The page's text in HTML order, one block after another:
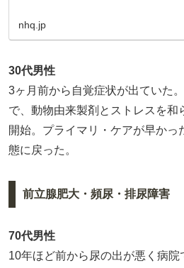
nhq.jp
30代男性
3ヶ月前から自覚症状が出ていた
で、動物由来製剤とストレスを和
開始。プライマリ・ケアが早かっ
態に戻った。
前立腺肥大・頻尿・排尿障害
70代男性
10年ほど前から尿の出が悪く病